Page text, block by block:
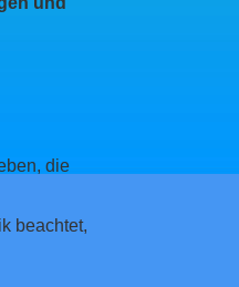
die
beachtet,